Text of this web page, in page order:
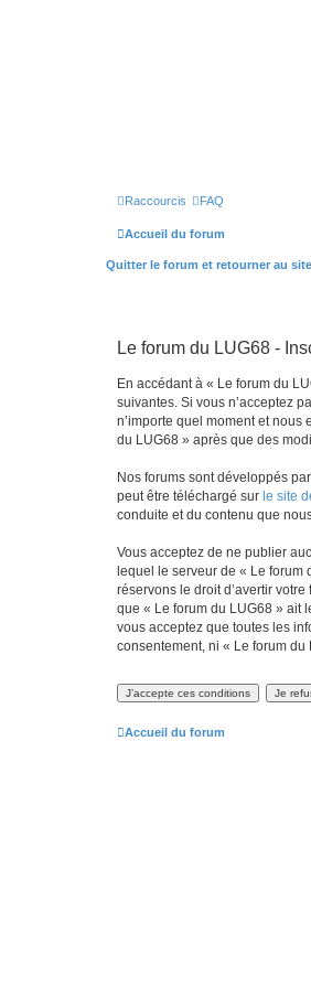
Raccourcis FAQ
Accueil du forum
Quitter le forum et retourner au site
Le forum du LUG68 -
En accédant à « Le forum du
suivantes. Si vous n’acceptez
n’importe quel moment et
du LUG68 » après que des
Nos forums sont développés
peut être téléchargé sur le site
conduite et du contenu que
Vous acceptez de ne publier
lequel le serveur de « Le
réservons le droit d’avertir
que « Le forum du LUG68 » ait
vous acceptez que toutes les
consentement, ni « Le forum
Accueil du forum